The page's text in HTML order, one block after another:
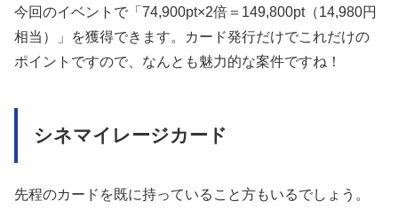
今回のイベントで「74,900pt×2倍＝149,800pt（14,980円
相当）」を獲得できます。カード発行だけでこれだけの
ポイントですので、なんとも魅力的な案件ですね！
シネマイレージカード
先程のカードを既に持っていること方もいるでしょう。